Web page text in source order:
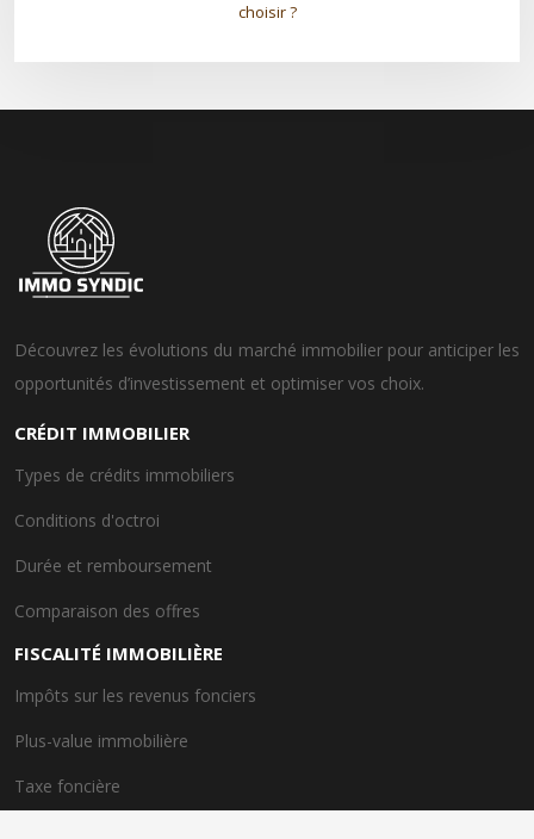
choisir ?
Découvrez les évolutions du marché immobilier pour anticiper les
opportunités d’investissement et optimiser vos choix.
CRÉDIT IMMOBILIER
Types de crédits immobiliers
Conditions d'octroi
Durée et remboursement
Comparaison des offres
FISCALITÉ IMMOBILIÈRE
Impôts sur les revenus fonciers
Plus-value immobilière
Taxe foncière